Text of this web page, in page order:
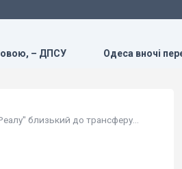
вночі пережила наймасштабніший